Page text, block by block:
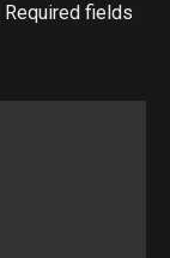
Required fields